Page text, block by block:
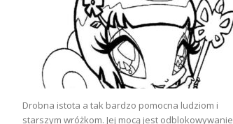
Drobna istota a tak bardzo pomocna ludziom i
starszym wróżkom. Jej mocą jest odblokowywanie